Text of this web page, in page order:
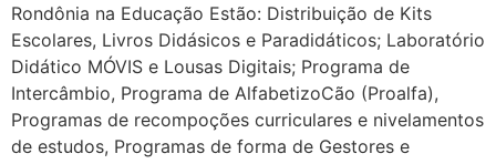
Rondônia na Educação Estão: Distribuição de Kits
Escolares, Livros Didásicos e Paradidáticos; Laboratório
Didático MÓVIS e Lousas Digitais; Programa de
Intercâmbio, Programa de AlfabetizoCão (Proalfa),
Programas de recompoções curriculares e nivelamentos
de estudos, Programas de forma de Gestores e